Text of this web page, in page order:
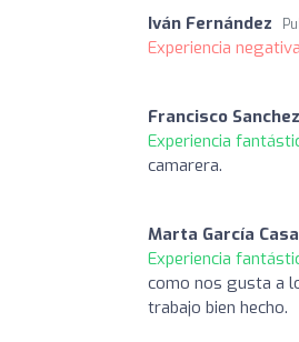
Iván Fernández
Experiencia
Francisco Sanchez
Experiencia
camarera.
Marta García
Experiencia
como nos gusta a
trabajo bien hecho.